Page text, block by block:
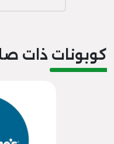
كوبونات ذات